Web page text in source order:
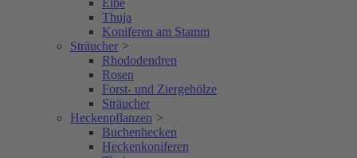
Eibe
Thuja
Koniferen am Stamm
Sträucher >
Rhododendren
Rosen
Forst- und Ziergehölze
Sträucher
Heckenpflanzen >
Buchenhecken
Heckenkoniferen